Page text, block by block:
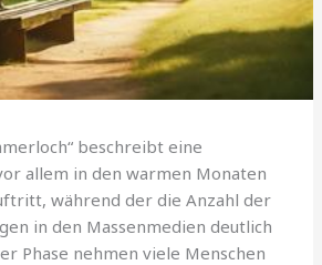
beschreibt eine
allem in den warmen Monaten
während der die Anzahl der
in den Massenmedien deutlich
Phase nehmen viele Menschen